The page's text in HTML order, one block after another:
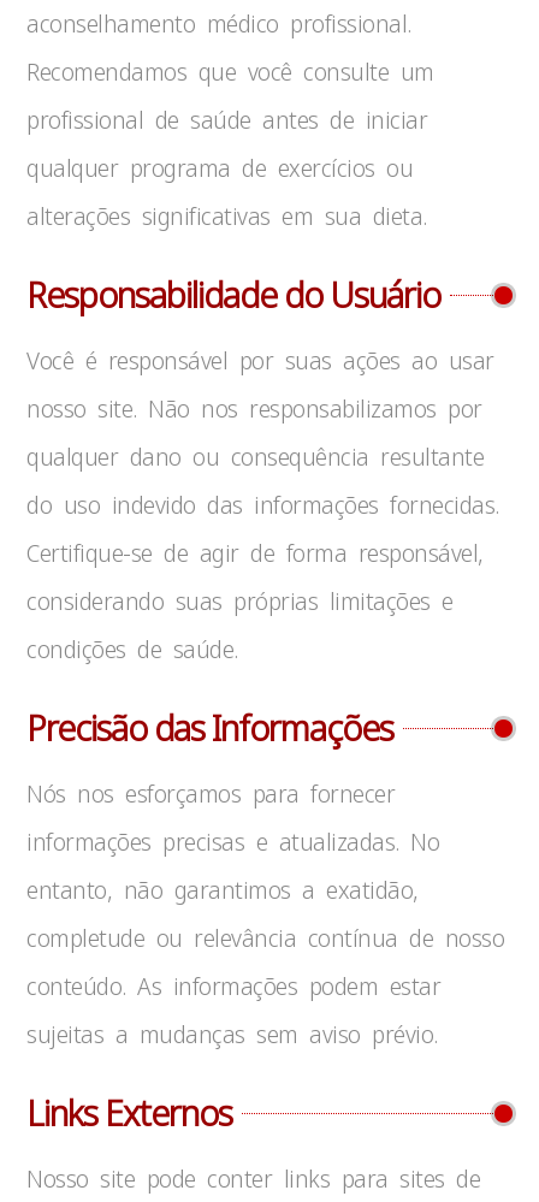
aconselhamento médico profissional.
Recomendamos que você consulte um
profissional de saúde antes de iniciar
qualquer programa de exercícios ou
alterações significativas em sua dieta.
Responsabilidade do Usuário
Você é responsável por suas ações ao usar
nosso site. Não nos responsabilizamos por
qualquer dano ou consequência resultante
do uso indevido das informações fornecidas.
Certifique-se de agir de forma responsável,
considerando suas próprias limitações e
condições de saúde.
Precisão das Informações
Nós nos esforçamos para fornecer
informações precisas e atualizadas. No
entanto, não garantimos a exatidão,
completude ou relevância contínua de nosso
conteúdo. As informações podem estar
sujeitas a mudanças sem aviso prévio.
Links Externos
Nosso site pode conter links para sites de